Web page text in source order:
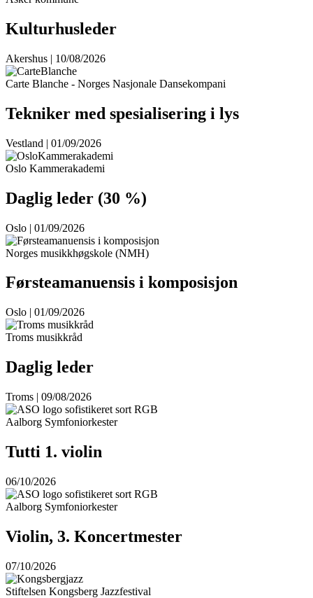
Kulturhusleder
Akershus | 10/08/2026
Carte Blanche - Norges Nasjonale Dansekompani
Tekniker med spesialisering i lys
Vestland | 01/09/2026
Oslo Kammerakademi
Daglig leder (30 %)
Oslo | 01/09/2026
Norges musikkhøgskole (NMH)
Førsteamanuensis i komposisjon
Oslo | 01/09/2026
Troms musikkråd
Daglig leder
Troms | 09/08/2026
Aalborg Symfoniorkester
Tutti 1. violin
06/10/2026
Aalborg Symfoniorkester
Violin, 3. Koncertmester
07/10/2026
Stiftelsen Kongsberg Jazzfestival